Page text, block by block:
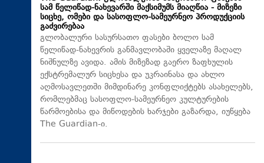
სამ წელიწად-ნახევარში მაქსიმუმს მიაღწია - მიზეზი
სიცხე, ომები და სასოფლო-სამეურნეო პროდუქციის
გაძვირებაა
გლობალური სასურსათო ფასები ბოლო სამ
წელიწად-ნახევრის განმავლობაში ყველაზე მაღალ
ნიშნულზე ავიდა. ამის მიზეზად გაერო ზაფხულის
ექსტრემალურ სიცხესა და უკრაინასა და ახლო
აღმოსავლეთში მიმდინარე კონფლიქტებს ასახელებს,
რომლებმაც სასოფლო-სამეურნეო კულტურების
წარმოებისა და მიწოდების ხარჯები გაზარდა, იუწყება
The Guardian-ი.